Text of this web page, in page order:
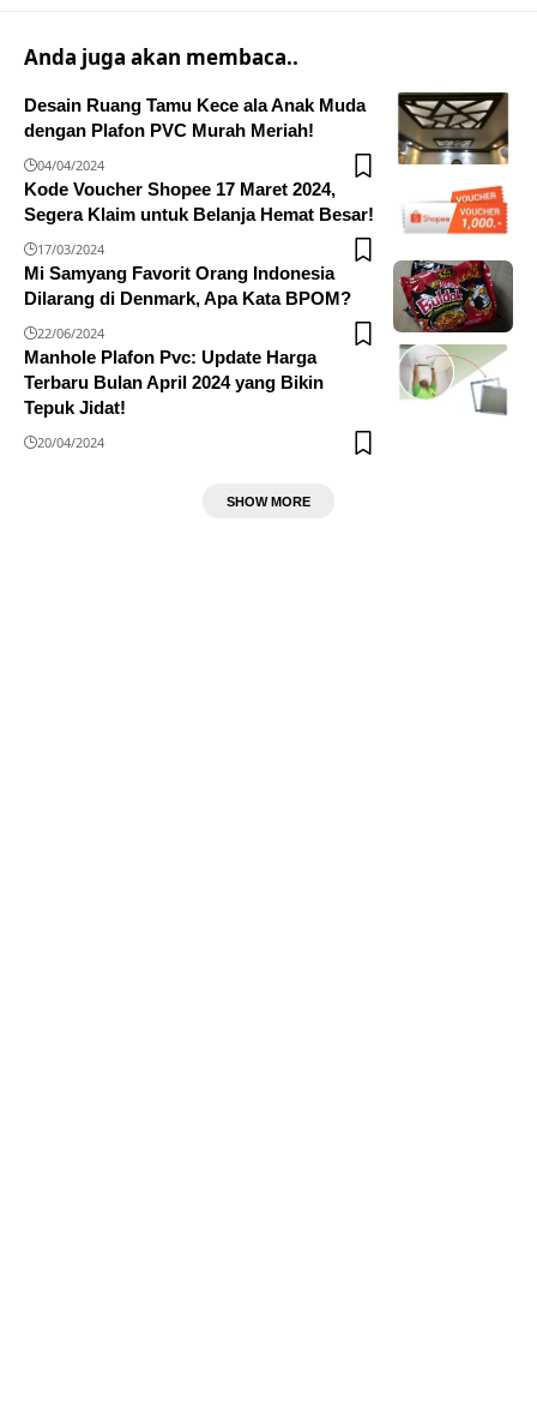
Anda juga akan membaca..
Desain Ruang Tamu Kece ala Anak Muda
dengan Plafon PVC Murah Meriah!
04/04/2024
Kode Voucher Shopee 17 Maret 2024,
Segera Klaim untuk Belanja Hemat Besar!
17/03/2024
Mi Samyang Favorit Orang Indonesia
Dilarang di Denmark, Apa Kata BPOM?
22/06/2024
Manhole Plafon Pvc: Update Harga
Terbaru Bulan April 2024 yang Bikin
Tepuk Jidat!
20/04/2024
SHOW MORE